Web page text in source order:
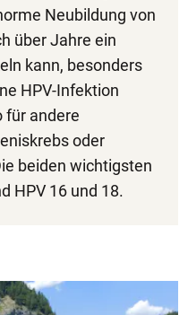
Neubildung von
über Jahre ein
kann, besonders
HPV-Infektion
für andere
oder
beiden wichtigsten
HPV 16 und 18.